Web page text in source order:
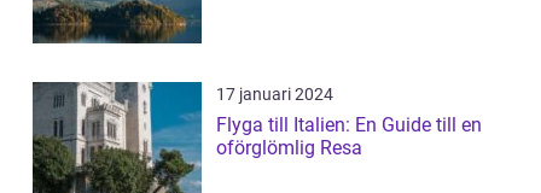
17 januari 2024
Flyga till Italien: En Guide till en
oförglömlig Resa